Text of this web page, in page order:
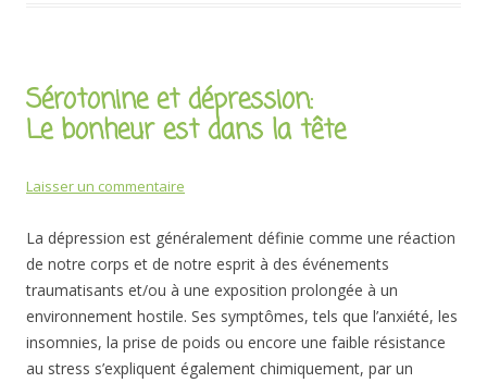
Sérotonine et dépression:
Le bonheur est dans la tête
Laisser un commentaire
La dépression est généralement définie comme une réaction
de notre corps et de notre esprit à des événements
traumatisants et/ou à une exposition prolongée à un
environnement hostile. Ses symptômes, tels que l’anxiété, les
insomnies, la prise de poids ou encore une faible résistance
au stress s’expliquent également chimiquement, par un